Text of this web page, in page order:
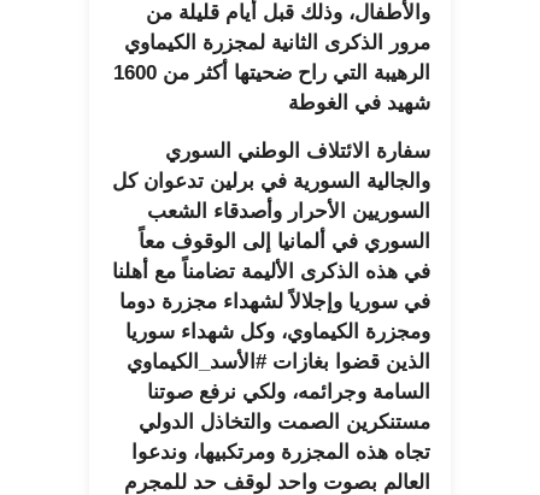
والأطفال، وذلك قبل أيام قليلة من
مرور الذكرى الثانية لمجزرة الكيماوي
الرهيبة التي راح ضحيتها أكثر من 1600
شهيد في الغوطة
سفارة الائتلاف الوطني السوري
والجالية السورية في برلين تدعوان كل
السوريين الأحرار وأصدقاء الشعب
السوري في ألمانيا إلى الوقوف معاً
في هذه الذكرى الأليمة تضامناً مع أهلنا
في سوريا وإجلالاً لشهداء مجزرة دوما
ومجزرة الكيماوي، وكل شهداء سوريا
الذين قضوا بغازات #الأسد_الكيماوي
السامة وجرائمه، ولكي نرفع صوتنا
مستنكرين الصمت والتخاذل الدولي
تجاه هذه المجزرة ومرتكبيها، وندعوا
العالم بصوت واحد لوقف حد للمجرم